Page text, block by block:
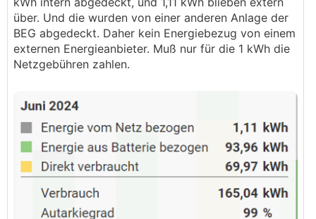
über. Und die wurden von einer anderen Anlage der
BEG abgedeckt. Daher kein Energiebezug von einem
externen Energieanbieter. Muß nur für die 1 kWh die
Netzgebühren zahlen.